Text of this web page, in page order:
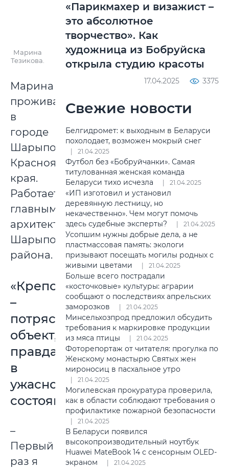
Марина
Тезикова.
Марина
проживает
в
городе
Шарыпово
Красноярского
края.
Работает
главным
архитектором
Шарыповского
района.
«Крепость
–
потрясающий
объект,
правда,
в
ужасном
состоянии»
–
Первый
раз я
«Парикмахер и визажист –
это абсолютное
творчество». Как
художница из Бобруйска
открыла студию красоты
17.04.2025 3375
Свежие новости
Белгидромет: к выходным в Беларуси
похолодает, возможен мокрый снег
21.04.2025
Футбол без «Бобруйчанки». Самая
титулованная женская команда
Беларуси тихо исчезла
21.04.2025
«ИП изготовил и установил
деревянную лестницу, но
некачественно». Чем могут помочь
здесь судебные эксперты?
21.04.2025
Усопшим нужны добрые дела, а не
пластмассовая память: экологи
призывают посещать могилы родных с
живыми цветами
21.04.2025
Больше всего пострадали
«косточковые» культуры: аграрии
сообщают о последствиях апрельских
заморозков
21.04.2025
Минсельхозпрод предложил обсудить
требования к маркировке продукции
из мяса птицы
21.04.2025
Фоторепортаж от читателя: прогулка по
Женскому монастырю Святых жен
мироносиц в пасхальное утро
21.04.2025
Могилевская прокуратура проверила,
как в области соблюдают требования о
профилактике пожарной безопасности
21.04.2025
В Беларуси появился
высокопроизводительный ноутбук
Huawei MateBook 14 с сенсорным OLED-
экраном
21.04.2025